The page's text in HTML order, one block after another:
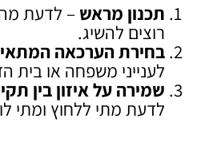
תכנון מראש – לדעת
רוצים להשיג.
בחירת הערכאה
לענייני משפחה או בית
שמירה על איזון בין
לדעת מתי ללחוץ ומתי